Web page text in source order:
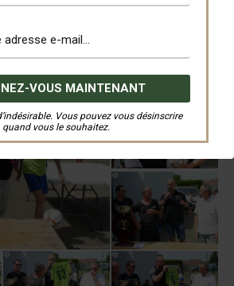
Vous pouvez vous désinscrire
quand vous le souhaitez.